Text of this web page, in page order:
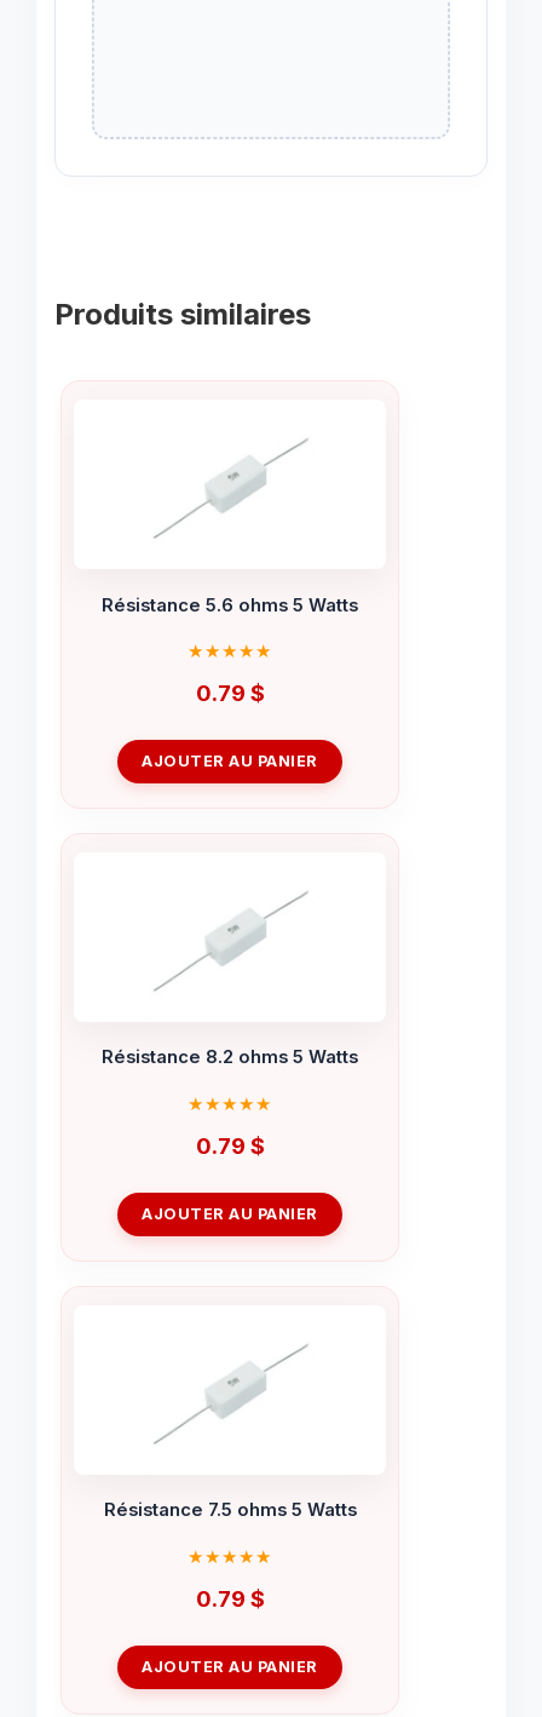
Produits similaires
Résistance 5.6 ohms 5 Watts
0.79 $
AJOUTER AU PANIER
Résistance 8.2 ohms 5 Watts
0.79 $
AJOUTER AU PANIER
Résistance 7.5 ohms 5 Watts
0.79 $
AJOUTER AU PANIER